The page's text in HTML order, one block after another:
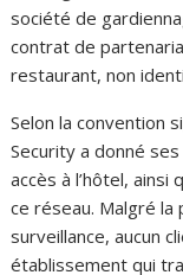
société de
contrat de
restaurant, non
Selon la convention
Security a donné
accès à l’hôtel,
ce réseau. Malgré
surveillance, aucun
établissement qui